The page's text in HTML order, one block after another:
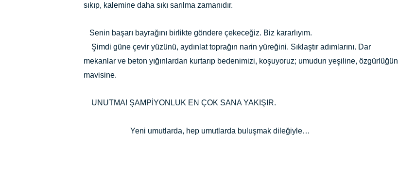
sıkıp, kalemine daha sıkı sarılma zamanıdır.
Senin başarı bayrağını birlikte göndere çekeceğiz. Biz kararlıyım.
Şimdi güne çevir yüzünü, aydınlat toprağın narin yüreğini. Sıklaştır adımlarını. Dar
mekanlar ve beton yığınlardan kurtarıp bedenimizi, koşuyoruz; umudun yeşiline, özgürlüğün
mavisine.
UNUTMA! ŞAMPİYONLUK EN ÇOK SANA YAKIŞIR.
Yeni umutlarda, hep umutlarda buluşmak dileğiyle…